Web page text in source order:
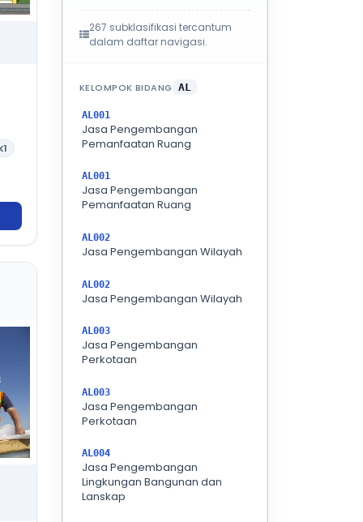
267 subklasifikasi tercantum
dalam daftar navigasi.
KELOMPOK BIDANG AL
AL001
Jasa Pengembangan
Pemanfaatan Ruang
AL001
Jasa Pengembangan
Pemanfaatan Ruang
AL002
Jasa Pengembangan Wilayah
AL002
Jasa Pengembangan Wilayah
AL003
Jasa Pengembangan
Perkotaan
AL003
Jasa Pengembangan
Perkotaan
AL004
Jasa Pengembangan
Lingkungan Bangunan dan
Lanskap